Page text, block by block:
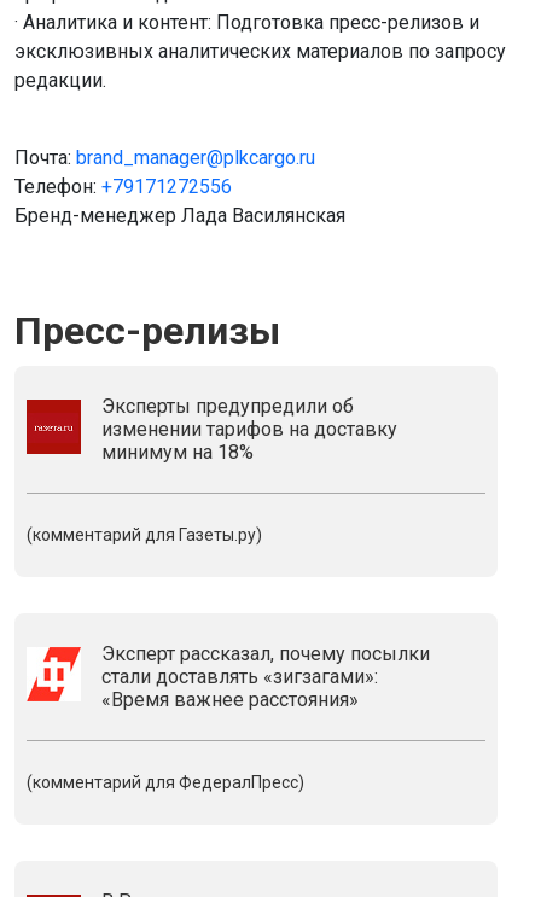
· Аналитика и контент: Подготовка пресс-релизов и
эксклюзивных аналитических материалов по запросу
редакции.
Почта: brand_manager@plkcargo.ru
Телефон: +79171272556
Бренд-менеджер Лада Василянская
Пресс-релизы
Эксперты предупредили об
изменении тарифов на доставку
минимум на 18%
(комментарий для Газеты.ру)
Эксперт рассказал, почему посылки
стали доставлять «зигзагами»:
«Время важнее расстояния»
(комментарий для ФедералПресс)